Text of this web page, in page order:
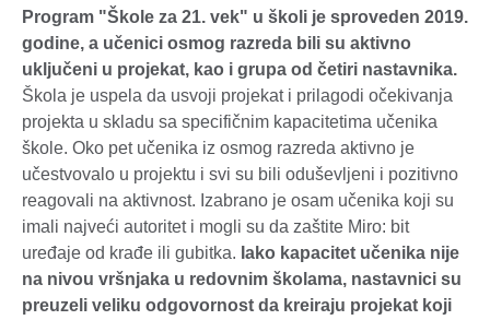
Program "Škole za 21. vek" u školi je sproveden 2019.
godine, a učenici osmog razreda bili su aktivno
uključeni u projekat, kao i grupa od četiri nastavnika.
Škola je uspela da usvoji projekat i prilagodi očekivanja
projekta u skladu sa specifičnim kapacitetima učenika
škole. Oko pet učenika iz osmog razreda aktivno je
učestvovalo u projektu i svi su bili oduševljeni i pozitivno
reagovali na aktivnost. Izabrano je osam učenika koji su
imali najveći autoritet i mogli su da zaštite Miro: bit
uređaje od krađe ili gubitka. Iako kapacitet učenika nije
na nivou vršnjaka u redovnim školama, nastavnici su
preuzeli veliku odgovornost da kreiraju projekat koji